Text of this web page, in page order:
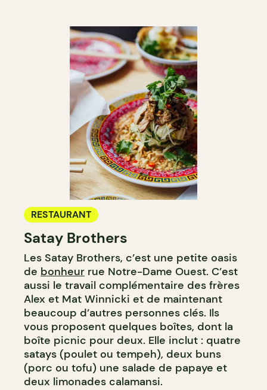
RESTAURANT
Satay Brothers
Les Satay Brothers, c’est une petite oasis
de bonheur rue Notre-Dame Ouest. C’est
aussi le travail complémentaire des frères
Alex et Mat Winnicki et de maintenant
beaucoup d’autres personnes clés. Ils
vous proposent quelques boîtes, dont la
boîte picnic pour deux. Elle inclut : quatre
satays (poulet ou tempeh), deux buns
(porc ou tofu) une salade de papaye et
deux limonades calamansi.